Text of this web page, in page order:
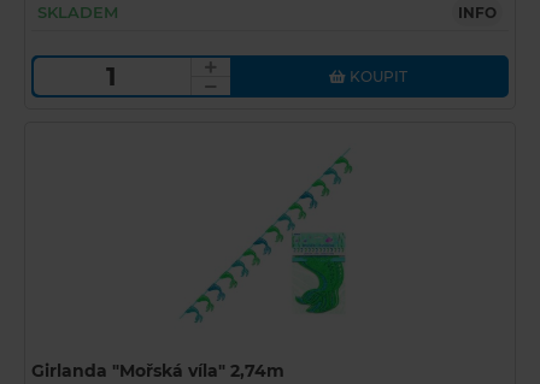
SKLADEM INFO
KOUPIT
Girlanda "Mořská víla" 2,74m